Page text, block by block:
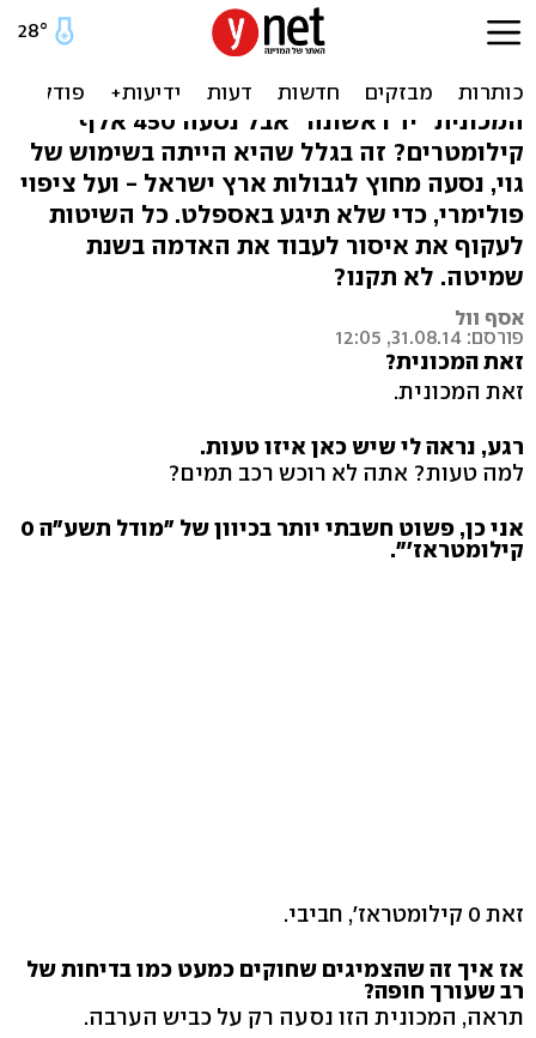
מצע מנותק: היתר מכירה
ללוקשים של שמיטה
המכונית "יד ראשונה" אבל נסעה 450 אלף
קילומטרים? זה בגלל שהיא הייתה בשימוש של
גוי, נסעה מחוץ לגבולות ארץ ישראל - ועל ציפוי
פולימרי, כדי שלא תיגע באספלט. כל השיטות
לעקוף את איסור לעבוד את האדמה בשנת
שמיטה. לא תקנו?
אסף וול
פורסם: 31.08.14, 12:05
זאת המכונית?
זאת המכונית.
רגע, נראה לי שיש כאן איזו טעות.
למה טעות? אתה לא רוכש רכב תמים?
אני כן, פשוט חשבתי יותר בכיוון של "מודל תשע"ה 0
קילומטראז'".
זאת 0 קילומטראז', חביבי.
אז איך זה שהצמיגים שחוקים כמעט כמו בדיחות של
רב שעורך חופה?
תראה, המכונית הזו נסעה רק על כביש הערבה.